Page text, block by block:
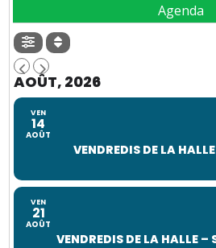
Agenda
AOÛT, 2026
VEN
14
AOÛT
VENDREDIS DE LA
VEN
21
AOÛT
VENDREDIS DE LA HALLE –